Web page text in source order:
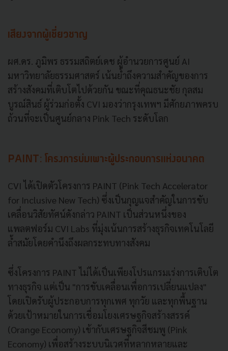
เสียงจากผู้เชี่ยวชาญ
ผศ.ดร. ภูมิพร ธรรมสถิตย์เดช ผู้อำนวยการศูนย์ AI
มหาวิทยาลัยธรรมศาสตร์ เน้นย้ำถึงความสำคัญของการ
สร้างสังคมที่เติบโตไปด้วยกัน ขณะที่คุณธนะชัย กุลสม
บูรณ์สินธ์ ผู้ร่วมก่อตั้ง CVI มองว่ากรุงเทพฯ มีศักยภาพครบ
ถ้วนที่จะเป็นศูนย์กลาง Pink Tech ระดับโลก
PAINT: โครงการบ่มเพาะผู้ประกอบการแห่งอนาคต
CVI ได้เปิดตัวโครงการ PAINT (Pink Tech Accelerator
for Inclusive New Tech) ซึ่งเป็นกุญแจสำคัญในการขับ
เคลื่อนวิสัยทัศน์ดังกล่าว PAINT เป็นส่วนหนึ่งของ
แพลตฟอร์ม CVI Labs ที่มุ่งเน้นการสร้างธุรกิจเทคโนโลยี
ล้ำสมัยโดยคำนึงถึงผลกระทบทางสังคม
ซึ่งโครงการ PAINT ไม่ได้เป็นเพียงโปรแกรมเร่งการเติบโต
ทางธุรกิจ แต่เป็น "การขับเคลื่อนเพื่อการเปลี่ยนแปลง"
โดยเปิดรับผู้ประกอบการทุกเพศ ทุกวัย และทุกพื้นฐาน
ด้วยเป้าหมายในการเชื่อมโยงเศรษฐกิจสร้างสรรค์
(Orange Economy) เข้ากับเศรษฐกิจสีชมพู (Pink
Economy) เพื่อสร้างระบบนิเวศที่หลากหลายและ